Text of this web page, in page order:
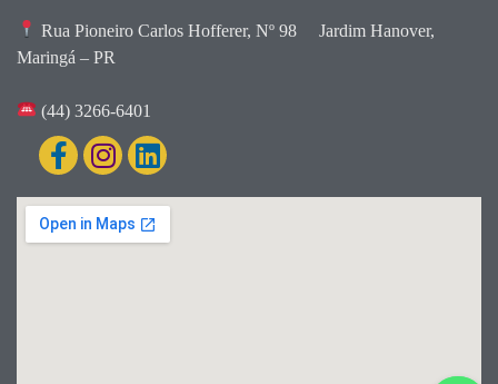
Rua Pioneiro Carlos Hofferer, Nº 98
Jardim Hanover,
Maringá – PR
(44) 3266-6401